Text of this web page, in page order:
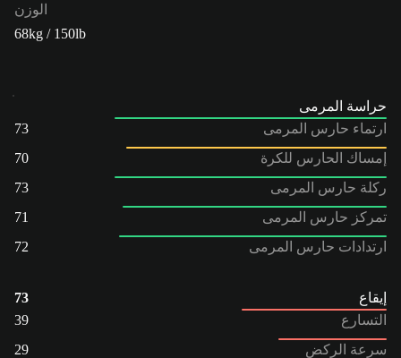
الوزن
68kg / 150lb
حراسة المرمى
ارتماء حارس المرمى
73
إمساك الحارس للكرة
70
ركلة حارس المرمى
73
تمركز حارس المرمى
71
ارتدادات حارس المرمى
72
إيقاع
73
التسارع
39
سرعة الركض
29